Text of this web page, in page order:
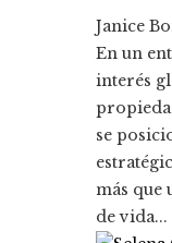
Janice
En un
interés
se
más que
de vida...